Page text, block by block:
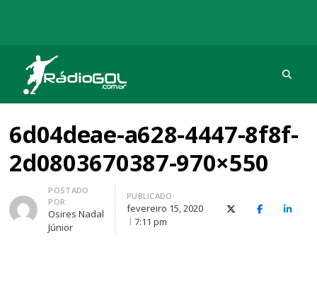
Rádio Gol
Há mais de 20 anos com as melhores coberturas
6d04deae-a628-4447-8f8f-
2d0803670387-970×550
Autor
POSTADO
POR
Osires Nadal
Júnior
PUBLICADO
fevereiro 15, 2020
7:11 pm
X (Twitter)Facebook
O